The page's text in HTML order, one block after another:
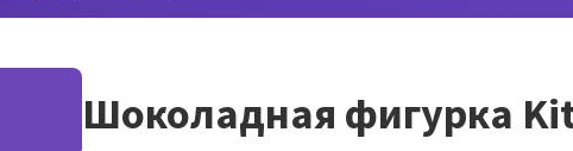
Шоколадная фигурка